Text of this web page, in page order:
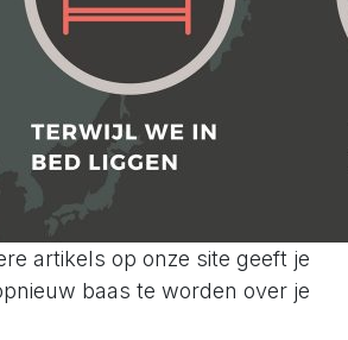
artikels op onze site geeft je
baas te worden over je